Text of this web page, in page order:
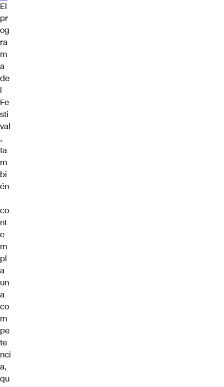
El
pr
og
ra
m
a
de
l
Fe
sti
val
,
ta
m
bi
én
co
nt
e
m
pl
a
un
a
co
m
pe
te
nci
a,
qu